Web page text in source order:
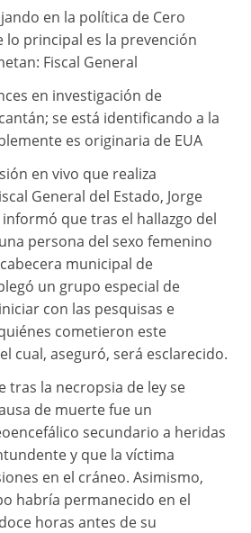
en la política de Cero
lo principal es la prevención
Fiscal General
en investigación de
se está identificando a la
es originaria de EUA
en vivo que realiza
General del Estado, Jorge
informó que tras el hallazgo del
persona del sexo femenino
municipal de
un grupo especial de
con las pesquisas e
cometieron este
cual, aseguró, será esclarecido.
tras la necropsia de ley se
de muerte fue un
secundario a heridas
y que la víctima
en el cráneo. Asimismo,
habría permanecido en el
horas antes de su